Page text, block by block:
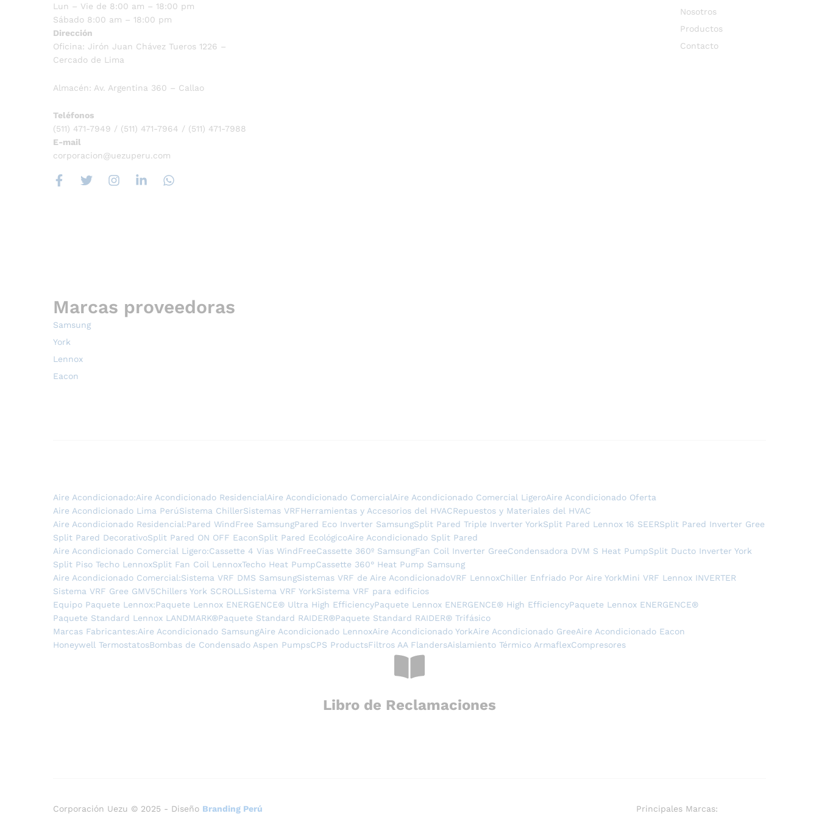
Lun – Vie de 8:00 am – 18:00 pm
Sábado 8:00 am – 18:00 pm
Dirección
Oficina: Jirón Juan Chávez Tueros 1226 –
Cercado de Lima
Almacén: Av. Argentina 360 – Callao
Teléfonos
(511) 471-7949 / (511) 471-7964 / (511) 471-7988
E-mail
corporacion@uezuperu.com
Nosotros
Productos
Contacto
Marcas proveedoras
Samsung
York
Lennox
Eacon
Aire Acondicionado:Aire Acondicionado ResidencialAire Acondicionado ComercialAire Acondicionado Comercial LigeroAire Acondicionado Oferta
Aire Acondicionado Lima PerúSistema ChillerSistemas VRFHerramientas y Accesorios del HVACRepuestos y Materiales del HVAC
Aire Acondicionado Residencial:Pared WindFree SamsungPared Eco Inverter SamsungSplit Pared Triple Inverter YorkSplit Pared Lennox 16 SEERSplit Pared Inverter Gree
Split Pared DecorativoSplit Pared ON OFF EaconSplit Pared EcológicoAire Acondicionado Split Pared
Aire Acondicionado Comercial Ligero:Cassette 4 Vias WindFreeCassette 360º SamsungFan Coil Inverter GreeCondensadora DVM S Heat PumpSplit Ducto Inverter York
Split Piso Techo LennoxSplit Fan Coil LennoxTecho Heat PumpCassette 360° Heat Pump Samsung
Aire Acondicionado Comercial:Sistema VRF DMS SamsungSistemas VRF de Aire AcondicionadoVRF LennoxChiller Enfriado Por Aire YorkMini VRF Lennox INVERTER
Sistema VRF Gree GMV5Chillers York SCROLL Sistema VRF YorkSistema VRF para edificios
Equipo Paquete Lennox:Paquete Lennox ENERGENCE® Ultra High EfficiencyPaquete Lennox ENERGENCE® High EfficiencyPaquete Lennox ENERGENCE®
Paquete Standard Lennox LANDMARK®Paquete Standard RAIDER®Paquete Standard RAIDER® Trifásico
Marcas Fabricantes:Aire Acondicionado SamsungAire Acondicionado LennoxAire Acondicionado YorkAire Acondicionado GreeAire Acondicionado Eacon
Honeywell TermostatosBombas de Condensado Aspen PumpsCPS ProductsFiltros AA FlandersAislamiento Térmico ArmaflexCompresores
Libro de Reclamaciones
Corporación Uezu © 2025 - Diseño Branding Perú Principales Marcas: